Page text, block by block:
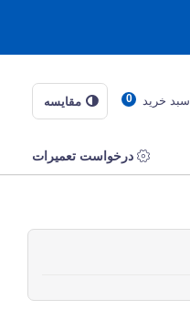
0 سبد خرید مقایسه
درخواست تعمیرات